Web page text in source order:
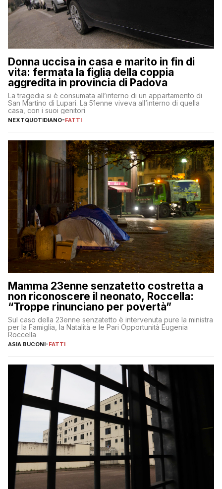
Donna uccisa in casa e marito in fin di
vita: fermata la figlia della coppia
aggredita in provincia di Padova
La tragedia si è consumata all’interno di un appartamento di
San Martino di Lupari. La 51enne viveva all’interno di quella
casa, con i suoi genitori
NEXTQUOTIDIANO-FATTI
Mamma 23enne senzatetto costretta a
non riconoscere il neonato, Roccella:
“Troppe rinunciano per povertà”
Sul caso della 23enne senzatetto è intervenuta pure la ministra
per la Famiglia, la Natalità e le Pari Opportunità Eugenia
Roccella
ASIA BUCONI-FATTI